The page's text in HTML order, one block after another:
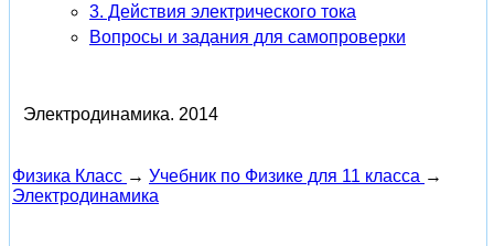
3. Действия электрического тока
Вопросы и задания для самопроверки
Электродинамика. 2014
Физика Класс → Учебник по Физике для 11 класса →
Электродинамика